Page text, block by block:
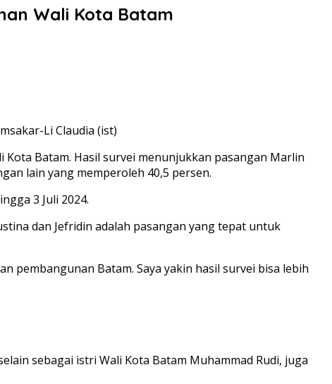
Wali Kota Batam
Li Claudia (ist)
Kota Batam. Hasil survei menunjukkan pasangan Marlin
lain yang memperoleh 40,5 persen.
3 Juli 2024.
dan Jefridin adalah pasangan yang tepat untuk
pembangunan Batam. Saya yakin hasil survei bisa lebih
sebagai istri Wali Kota Batam Muhammad Rudi, juga